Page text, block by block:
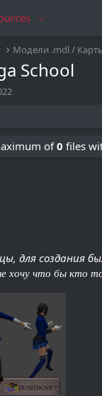
Модели .mdl /
School
of0 files
для создания
хочу что бы кто